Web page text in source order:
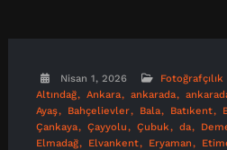
Nisan 1, 2026 Fotoğrafçılık
Altındağ
Ankara ankarada
Ayaş
Bahçelievler Bala Batıkent
Çankaya
Çayyolu Çubuk da
Elmadağ
Elvankent Eryaman